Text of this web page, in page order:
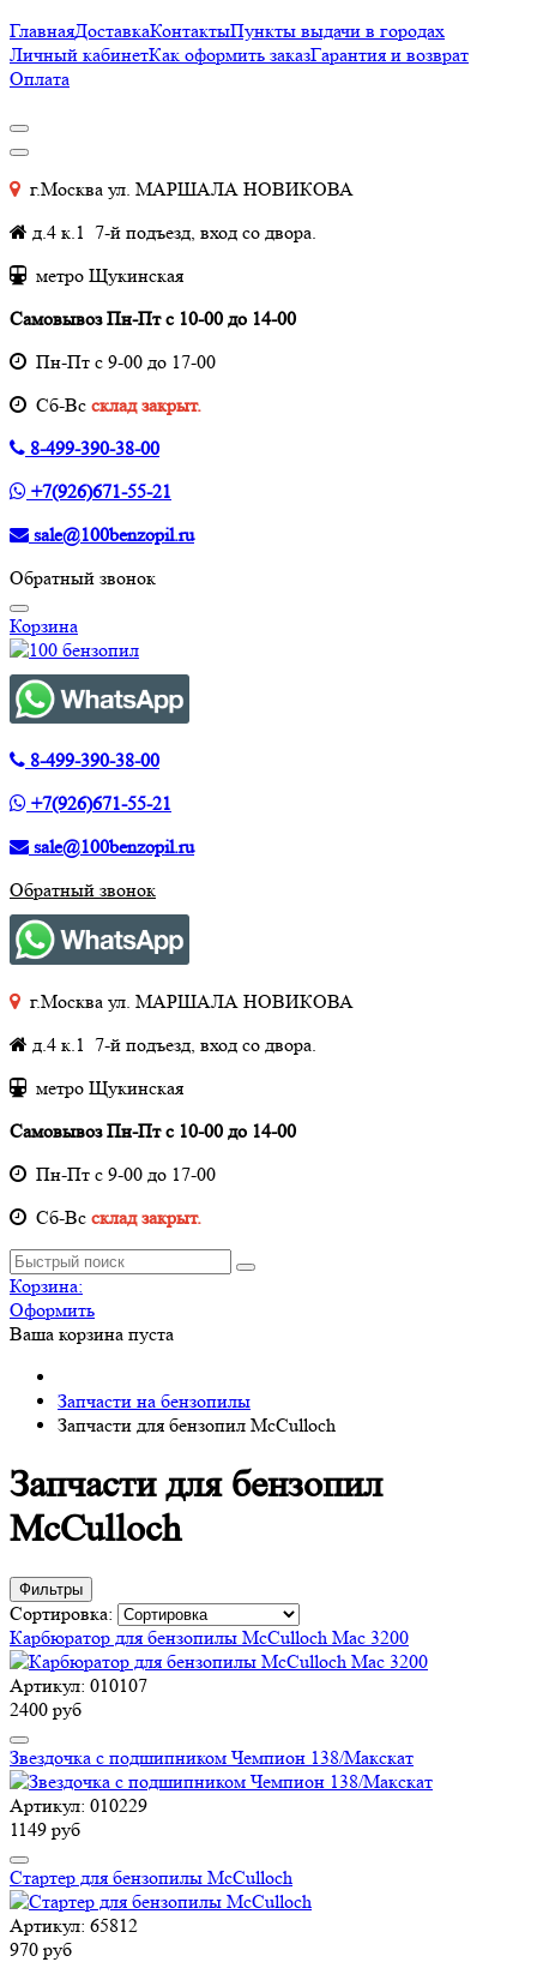
ГлавнаяДоставкаКонтактыПункты выдачи в городах
Личный кабинетКак оформить заказГарантия и возврат
Оплата
г.Москва ул. МАРШАЛА НОВИКОВА
д.4 к.1 7-й подъезд, вход со двора.
метро Щукинская
Самовывоз Пн-Пт с 10-00 до 14-00
Пн-Пт с 9-00 до 17-00
Cб-Вс склад закрыт.
8-499-390-38-00
+7(926)671-55-21
sale@100benzopil.ru
Обратный звонок
Корзина
8-499-390-38-00
+7(926)671-55-21
sale@100benzopil.ru
Обратный звонок
г.Москва ул. МАРШАЛА НОВИКОВА
д.4 к.1 7-й подъезд, вход со двора.
метро Щукинская
Самовывоз Пн-Пт с 10-00 до 14-00
Пн-Пт с 9-00 до 17-00
Cб-Вс склад закрыт.
Корзина:
Оформить
Ваша корзина пуста
Запчасти на бензопилы
Запчасти для бензопил McCulloch
Запчасти для бензопил
McCulloch
Фильтры
Сортировка:
Карбюратор для бензопилы McCulloch Mac 3200
Артикул: 010107
2400 руб
Звездочка с подшипником Чемпион 138/Макскат
Артикул: 010229
1149 руб
Стартер для бензопилы McCulloch
Артикул: 65812
970 руб